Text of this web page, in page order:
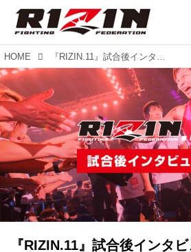
HOME 『RIZIN.11』試合後インタビュー（第5試合～第1試合）
『RIZIN.11』試合後インタ